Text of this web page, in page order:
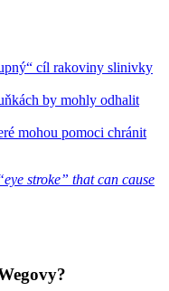
cíl rakoviny slinivky
by mohly odhalit
mohou pomoci chránit
stroke” that can cause